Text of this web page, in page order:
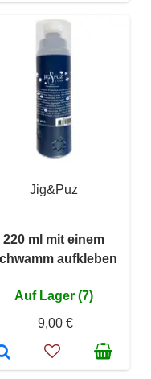
Jig&Puz
220 ml mit einem
aufkleben
Auf Lager (7)
9,00 €